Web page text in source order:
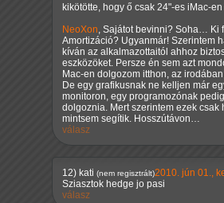
kikötötte, hogy ő csak 24"-es iMac-
NeoXon, Sajátot bevinni? Soha… Ki
Amortizáció? Ugyanmár! Szerintem
kíván az alkalmazottaitól ahhoz
eszközöket. Persze én sem azt
Mac-en dolgozom itthon, az
De egy grafikusnak ne kelljen már
monitoron, egy programozónak
dolgoznia. Mert szerintem ezek csak
mintsem segítik. Hosszútávon…
válasz
12) kati (nem regisztrált)2010. jún 01.,
Sziasztok hedge jo pasi
válasz